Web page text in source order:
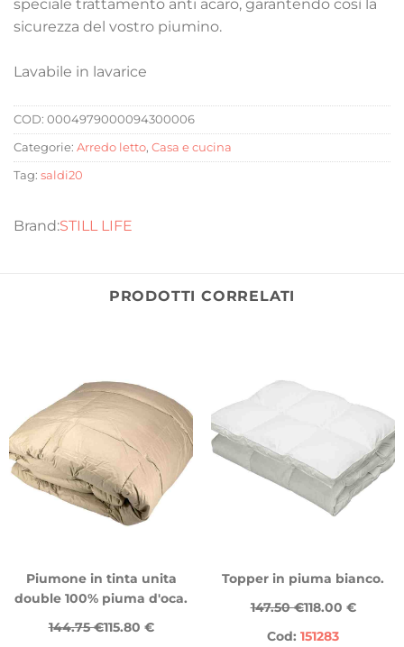
speciale trattamento anti acaro, garantendo così la
sicurezza del vostro piumino.
Lavabile in lavarice
COD: 0004979000094300006
Categorie: Arredo letto, Casa e cucina
Tag: saldi20
STILL LIFE
PRODOTTI CORRELATI
Piumone in tinta unita
double 100% piuma d'oca.
144.75 €115.80 €
Topper in piuma bianco.
147.50 €118.00 €
Cod: 151283